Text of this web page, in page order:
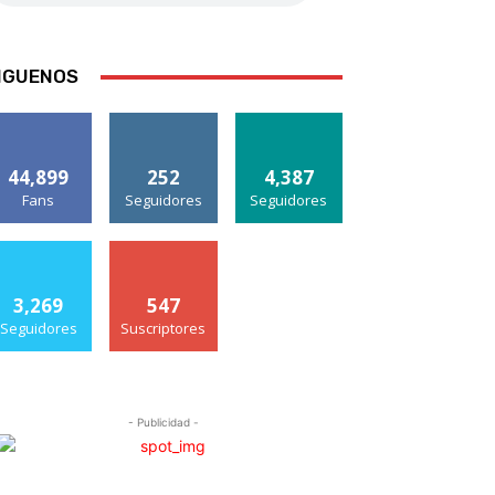
44,899
Fans
252
Seguidores
4,387
Seguidores
3,269
Seguidores
547
Suscriptores
- Publicidad -